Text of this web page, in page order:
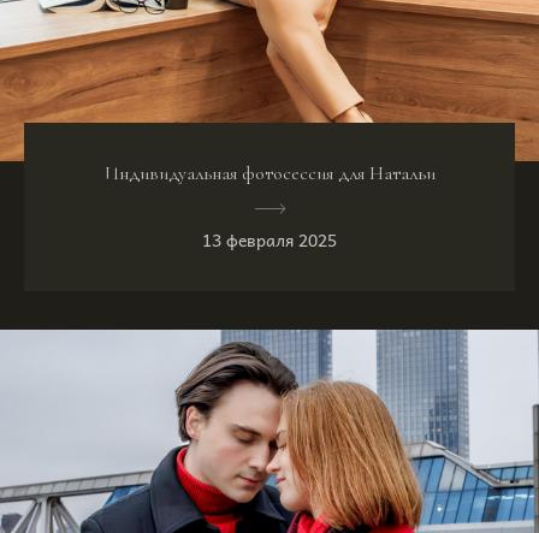
Индивидуальная фотосессия для Натальи
13 февраля 2025